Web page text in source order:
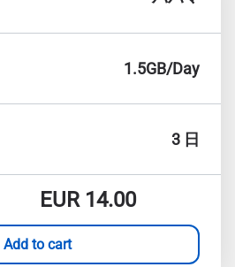
1.5GB/Day
3 日
EUR14.00
Add to cart